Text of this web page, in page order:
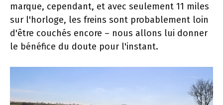
marque, cependant, et avec seulement 11 miles
sur l'horloge, les freins sont probablement loin
d'être couchés encore – nous allons lui donner
le bénéfice du doute pour l'instant.